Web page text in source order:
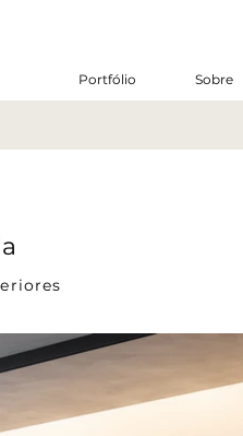
Portfólio Sobre